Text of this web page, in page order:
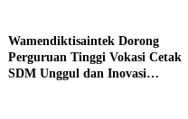
Wamendiktisaintek Dorong
Perguruan Tinggi Vokasi Cetak
SDM Unggul dan Inovasi